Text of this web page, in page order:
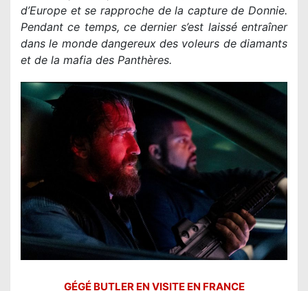
d’Europe et se rapproche de la capture de Donnie.
Pendant ce temps, ce dernier s’est laissé entraîner
dans le monde dangereux des voleurs de diamants
et de la mafia des Panthères.
GÉGÉ BUTLER EN VISITE EN FRANCE